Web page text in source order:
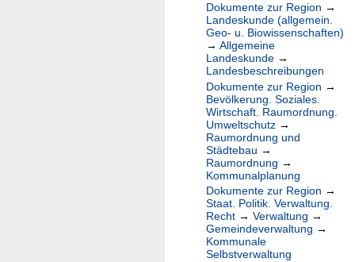
Dokumente zur Region →
Landeskunde (allgemein.
Geo- u. Biowissenschaften)
→ Allgemeine
Landeskunde →
Landesbeschreibungen
Dokumente zur Region →
Bevölkerung. Soziales.
Wirtschaft. Raumordnung.
Umweltschutz →
Raumordnung und
Städtebau →
Raumordnung →
Kommunalplanung
Dokumente zur Region →
Staat. Politik. Verwaltung.
Recht → Verwaltung →
Gemeindeverwaltung →
Kommunale
Selbstverwaltung